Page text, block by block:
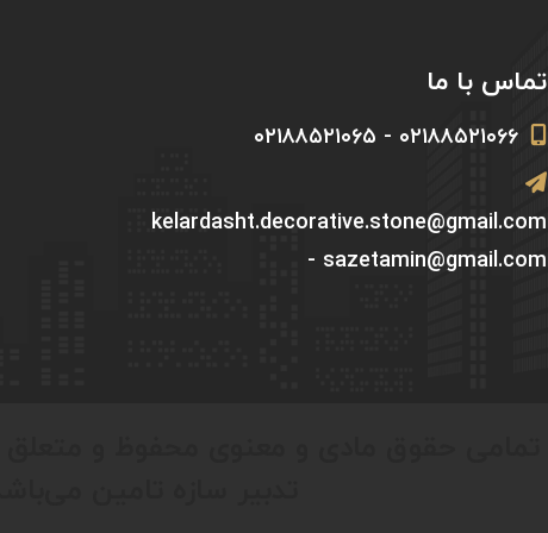
تماس با ما
۰۲۱۸۸۵۲۱۰۶۶ - ۰۲۱۸۸۵۲۱۰۶۵
kelardasht.decorative.stone@gmail.com
- sazetamin@gmail.com